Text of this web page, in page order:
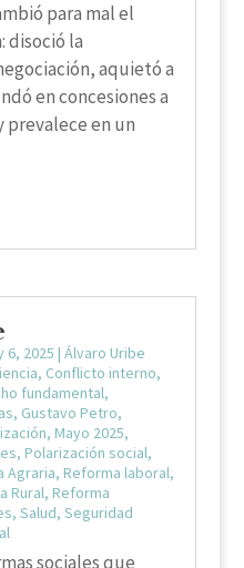
para mal el
disoció la
aquietó a
en concesiones a
en un
6, 2025 | Álvaro Uribe
, Conflicto interno,
fundamental,
, Gustavo Petro,
, Mayo 2025,
, Polarización social,
Agraria, Reforma laboral,
Rural, Reforma
, Salud, Seguridad
sociales que